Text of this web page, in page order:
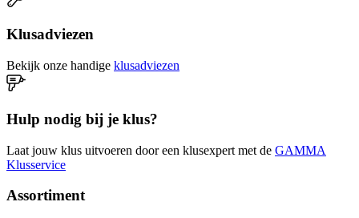
Klusadviezen
Bekijk onze handige klusadviezen
Hulp nodig bij je klus?
Laat jouw klus uitvoeren door een klusexpert met de GAMMA
Klusservice
Assortiment